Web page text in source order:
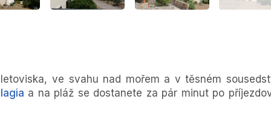
ve svahu nad mořem a v těsném
a na pláž se dostanete za pár minut po